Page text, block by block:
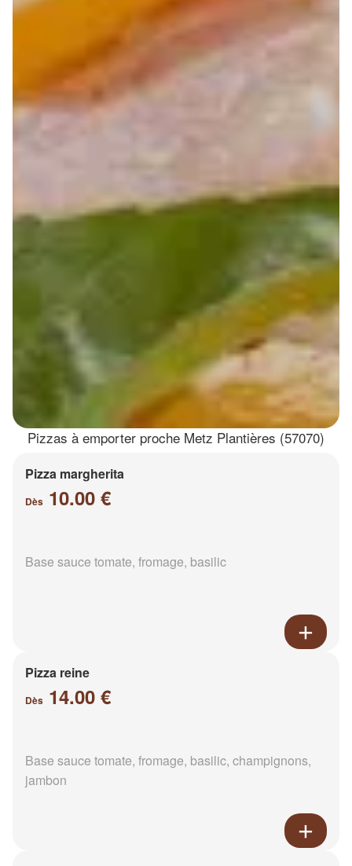
Pizzas à emporter proche Metz Plantières (57070)
Pizza margherita
Dès 10.00 €
Base sauce tomate, fromage, basilic
Pizza reine
Dès 14.00 €
Base sauce tomate, fromage, basilic, champignons,
jambon